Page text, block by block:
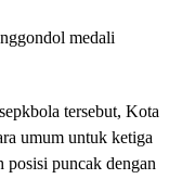
medali
tersebut, Kota
umum untuk ketiga
posisi puncak dengan